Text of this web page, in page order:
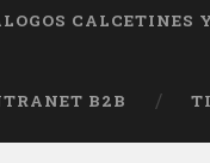
CALCETINES
B2B